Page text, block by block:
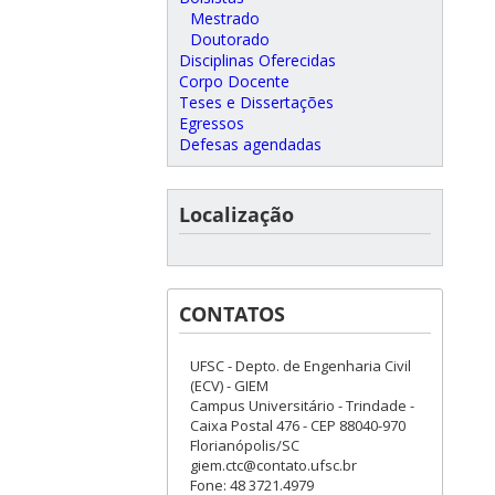
Mestrado
Doutorado
Disciplinas Oferecidas
Corpo Docente
Teses e Dissertações
Egressos
Defesas agendadas
Localização
CONTATOS
UFSC - Depto. de Engenharia Civil
(ECV) - GIEM
Campus Universitário - Trindade -
Caixa Postal 476 - CEP 88040-970
Florianópolis/SC
giem.ctc@contato.ufsc.br
Fone: 48 3721.4979